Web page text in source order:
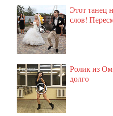
Этот танец
слов!
Ролик из
долго